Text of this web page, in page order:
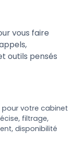
vous faire
outils pensés
pour votre cabinet
filtrage,
disponibilité